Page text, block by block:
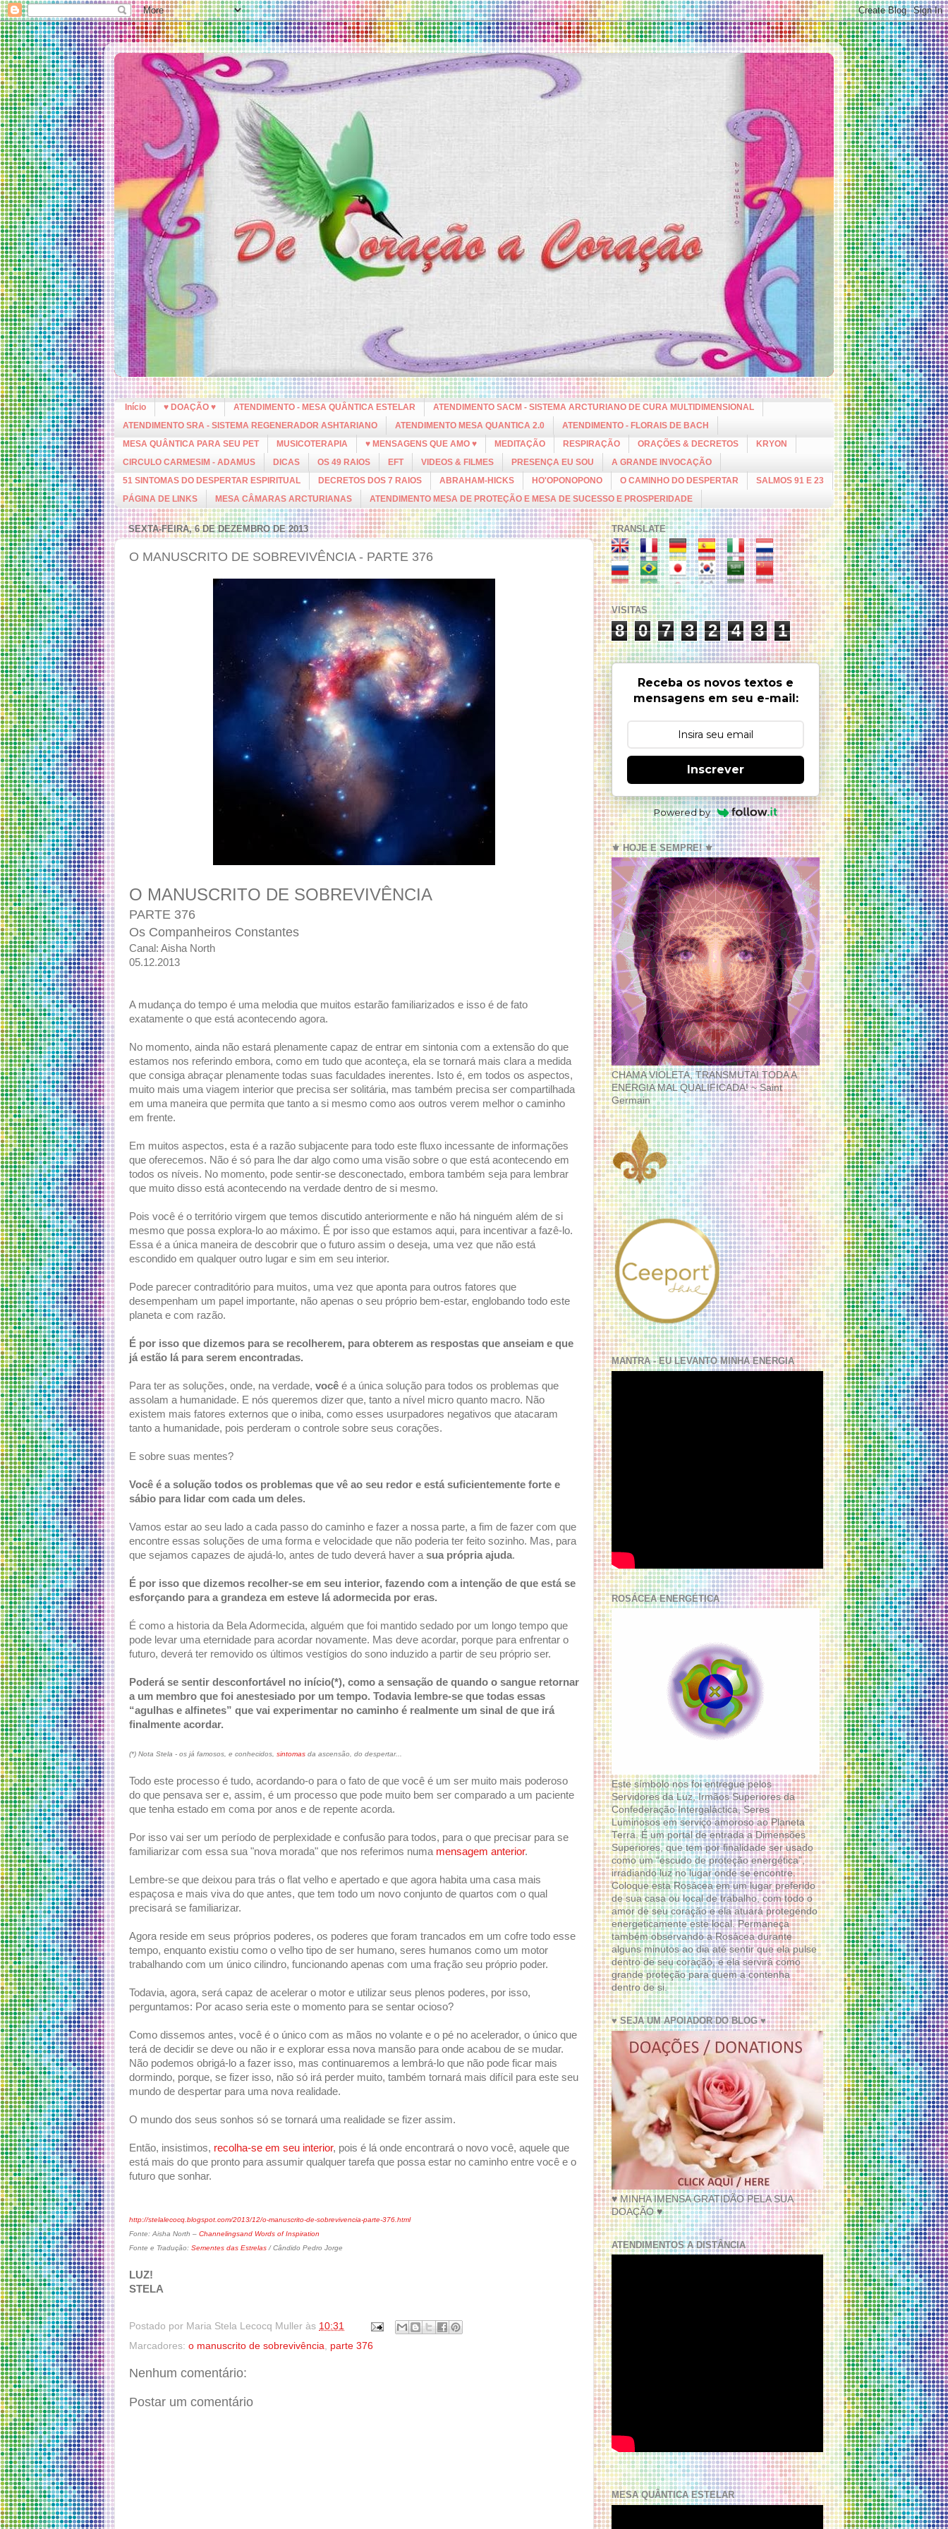
Início ♥ DOAÇÃO ♥ ATENDIMENTO - MESA QUÂNTICA ESTELAR
ATENDIMENTO SACM - SISTEMA ARCTURIANO DE CURA MULTIDIMENSIONAL
ATENDIMENTO SRA - SISTEMA REGENERADOR ASHTARIANO
ATENDIMENTO MESA QUANTICA 2.0
ATENDIMENTO - FLORAIS DE BACH
MESA QUÂNTICA PARA SEU PET
MUSICOTERAPIA ♥ MENSAGENS QUE AMO ♥ MEDITAÇÃO RESPIRAÇÃO ORAÇÕES & DECRETOS
KRYON
CIRCULO CARMESIM - ADAMUS
DICAS OS 49 RAIOS EFT VIDEOS & FILMES PRESENÇA EU SOU
A GRANDE INVOCAÇÃO
51 SINTOMAS DO DESPERTAR ESPIRITUAL
DECRETOS DOS 7 RAIOS ABRAHAM-HICKS HO'OPONOPONO O CAMINHO DO DESPERTAR
SALMOS 91 E 23
PÁGINA DE LINKS
MESA CÂMARAS ARCTURIANAS ATENDIMENTO MESA DE PROTEÇÃO E MESA DE SUCESSO E PROSPERIDADE
SEXTA-FEIRA, 6 DE DEZEMBRO DE 2013
O MANUSCRITO DE SOBREVIVÊNCIA - PARTE 376
O MANUSCRITO DE SOBREVIVÊNCIA
PARTE 376
Os Companheiros Constantes
Canal: Aisha North
05.12.2013
A mudança do tempo é uma melodia que muitos estarão familiarizados e isso é de fato
exatamente o que está acontecendo agora.
No momento, ainda não estará plenamente capaz de entrar em sintonia com a extensão do que
estamos nos referindo embora, como em tudo que aconteça, ela se tornará mais clara a medida
que consiga abraçar plenamente todas suas faculdades inerentes. Isto é, em todos os aspectos,
muito mais uma viagem interior que precisa ser solitária, mas também precisa ser compartilhada
em uma maneira que permita que tanto a si mesmo como aos outros verem melhor o caminho
em frente.
Em muitos aspectos, esta é a razão subjacente para todo este fluxo incessante de informações
que oferecemos. Não é só para lhe dar algo como uma visão sobre o que está acontecendo em
todos os níveis. No momento, pode sentir-se desconectado, embora também seja para lembrar
que muito disso está acontecendo na verdade dentro de si mesmo.
Pois você é o território virgem que temos discutido anteriormente e não há ninguém além de si
mesmo que possa explora-lo ao máximo. É por isso que estamos aqui, para incentivar a fazê-lo.
Essa é a única maneira de descobrir que o futuro assim o deseja, uma vez que não está
escondido em qualquer outro lugar e sim em seu interior.
Pode parecer contraditório para muitos, uma vez que aponta para outros fatores que
desempenham um papel importante, não apenas o seu próprio bem-estar, englobando todo este
planeta e com razão.
É por isso que dizemos para se recolherem, para obterem as respostas que anseiam e que
já estão lá para serem encontradas.
Para ter as soluções, onde, na verdade, você é a única solução para todos os problemas que
assolam a humanidade. E nós queremos dizer que, tanto a nível micro quanto macro. Não
existem mais fatores externos que o iniba, como esses usurpadores negativos que atacaram
tanto a humanidade, pois perderam o controle sobre seus corações.
E sobre suas mentes?
Você é a solução todos os problemas que vê ao seu redor e está suficientemente forte e
sábio para lidar com cada um deles.
Vamos estar ao seu lado a cada passo do caminho e fazer a nossa parte, a fim de fazer com que
encontre essas soluções de uma forma e velocidade que não poderia ter feito sozinho. Mas, para
que sejamos capazes de ajudá-lo, antes de tudo deverá haver asua própria ajuda.
É por isso que dizemos recolher-se em seu interior, fazendo com a intenção de que está se
esforçando para a grandeza em esteve lá adormecida por eras.
É como a historia da Bela Adormecida, alguém que foi mantido sedado por um longo tempo que
pode levar uma eternidade para acordar novamente. Mas deve acordar, porque para enfrentar o
futuro, deverá ter removido os últimos vestígios do sono induzido a partir de seu próprio ser.
Poderá se sentir desconfortável no início(*), como a sensação de quando o sangue retornar
a um membro que foi anestesiado por um tempo. Todavia lembre-se que todas essas
“agulhas e alfinetes” que vai experimentar no caminho é realmente um sinal de que irá
finalmente acordar.
(*) Nota Stela - os já famosos, e conhecidos, sintomas da ascensão, do despertar...
Todo este processo é tudo, acordando-o para o fato de que você é um ser muito mais poderoso
do que pensava ser e, assim, é um processo que pode muito bem ser comparado a um paciente
que tenha estado em coma por anos e de repente acorda.
Por isso vai ser um período de perplexidade e confusão para todos, para o que precisar para se
familiarizar com essa sua "nova morada" que nos referimos numa mensagem anterior.
Lembre-se que deixou para trás o flat velho e apertado e que agora habita uma casa mais
espaçosa e mais viva do que antes, que tem todo um novo conjunto de quartos com o qual
precisará se familiarizar.
Agora reside em seus próprios poderes, os poderes que foram trancados em um cofre todo esse
tempo, enquanto existiu como o velho tipo de ser humano, seres humanos como um motor
trabalhando com um único cilindro, funcionando apenas com uma fração seu próprio poder.
Todavia, agora, será capaz de acelerar o motor e utilizar seus plenos poderes, por isso,
perguntamos: Por acaso seria este o momento para se sentar ocioso?
Como dissemos antes, você é o único com as mãos no volante e o pé no acelerador, o único que
terá de decidir se deve ou não ir e explorar essa nova mansão para onde acabou de se mudar.
Não podemos obrigá-lo a fazer isso, mas continuaremos a lembrá-lo que não pode ficar mais
dormindo, porque, se fizer isso, não só irá perder muito, também tornará mais difícil para este seu
mundo de despertar para uma nova realidade.
O mundo dos seus sonhos só se tornará uma realidade se fizer assim.
Então, insistimos, recolha-se em seu interior, pois é lá onde encontrará o novo você, aquele que
está mais do que pronto para assumir qualquer tarefa que possa estar no caminho entre você e o
futuro que sonhar.
http://stelalecocq.blogspot.com/2013/12/o-manuscrito-de-sobrevivencia-parte-376.html
Fonte: Aisha North – Channelingsand Words of Inspiration
Fonte e Tradução: Sementes das Estrelas/ Cândido Pedro Jorge
LUZ!
STELA
Postado por Maria Stela Lecocq Muller às 10:31
Marcadores: o manuscrito de sobrevivência parte 376
Nenhum comentário:
Postar um comentário
TRANSLATE
VISITAS
8 0 7 3 2 4 3 1
Receba os novos textos e
mensagens em seu e-mail:
Inscrever
Powered by
⚜️ HOJE E SEMPRE! ⚜️
CHAMA VIOLETA, TRANSMUTAI TODA A
ENERGIA MAL QUALIFICADA! ~ Saint
Germain
MANTRA - EU LEVANTO MINHA ENERGIA
ROSÁCEA ENERGÉTICA
Este símbolo nos foi entregue pelos
Servidores da Luz, Irmãos Superiores da
Confederação Intergaláctica, Seres
Luminosos em serviço amoroso ao Planeta
Terra. É um portal de entrada a Dimensões
Superiores, que tem por finalidade ser usado
como um “escudo de proteção energética”,
irradiando luz no lugar onde se encontre.
Coloque esta Rosácea em um lugar preferido
de sua casa ou local de trabalho, com todo o
amor de seu coração e ela atuará protegendo
energeticamente este local. Permaneça
também observando a Rosácea durante
alguns minutos ao dia até sentir que ela pulse
dentro de seu coração, e ela servirá como
grande proteção para quem a contenha
dentro de si.
♥ SEJA UM APOIADOR DO BLOG ♥
♥ MINHA IMENSA GRATIDÃO PELA SUA
DOAÇÃO ♥
ATENDIMENTOS A DISTÂNCIA
MESA QUÂNTICA ESTELAR